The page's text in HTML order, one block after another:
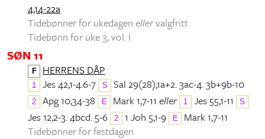
4,14-22a
Tidebønner for ukedagen ellervalgfritt
Tidebønn for uke 3, vol. I
SØN 11
F HERRENS DÅP
1 Jes 42,1-4.6-7 S Sal 29(28),1a+2. 3ac-4. 3b+9b-10
2 Apg 10,34-38 E Mark 1,7-11 eller 1 Jes 55,1-11 S
Jes 12,2-3. 4bcd. 5-6 2 1 Joh 5,1-9 E Mark 1,7-11
Tidebønner for festdagen